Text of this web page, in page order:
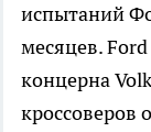
испытаний
месяцев.
концерна
кроссоверов